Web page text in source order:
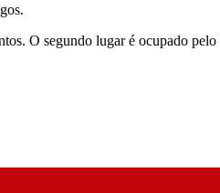
O segundo lugar é ocupado